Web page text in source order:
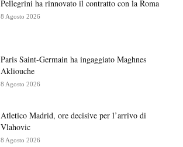
Pellegrini ha rinnovato il contratto con la Roma
8 Agosto 2026
Paris Saint-Germain ha ingaggiato Maghnes
Akliouche
8 Agosto 2026
Atletico Madrid, ore decisive per l’arrivo di
Vlahovic
8 Agosto 2026